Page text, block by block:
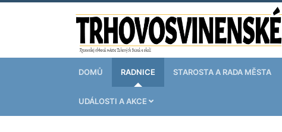
DOMŮ RADNICE STAROSTA A RADA MĚSTA
UDÁLOSTI A AKCE